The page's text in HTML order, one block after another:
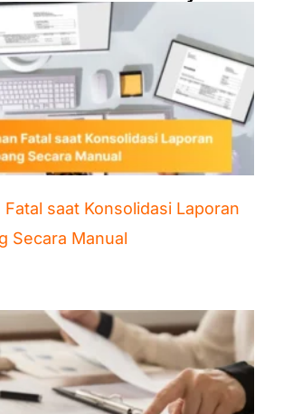
Fatal saat Konsolidasi Laporan
Secara Manual